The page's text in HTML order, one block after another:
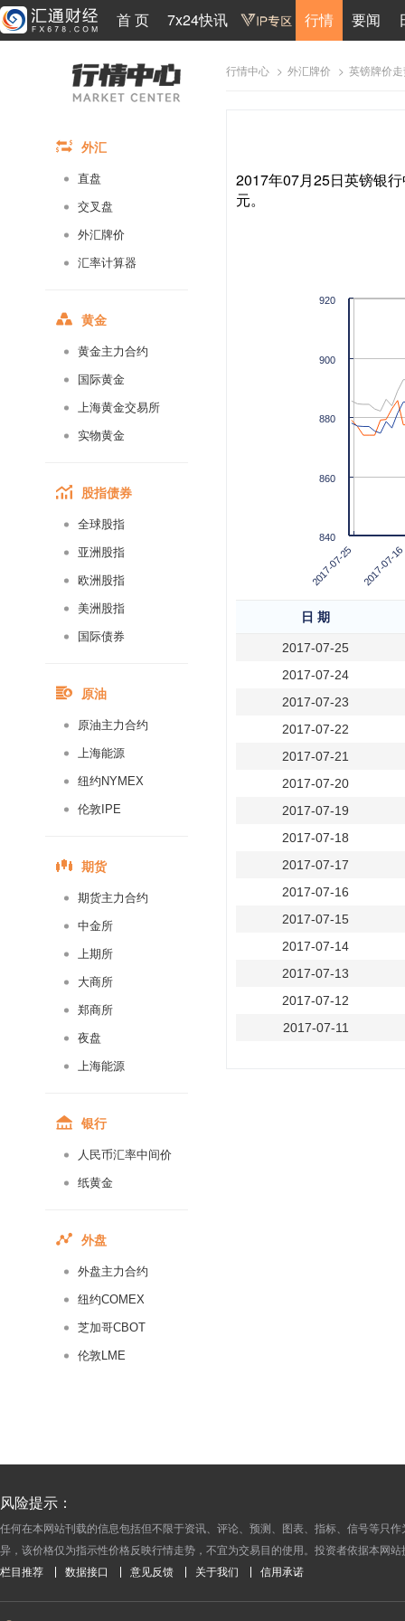
首 页 7x24快讯 行情 要闻
外汇
直盘
交叉盘
外汇牌价
汇率计算器
黄金
黄金主力合约
国际黄金
上海黄金交易所
实物黄金
股指债券
全球股指
亚洲股指
欧洲股指
美洲股指
国际债券
原油
原油主力合约
上海能源
纽约NYMEX
伦敦IPE
期货
期货主力合约
中金所
上期所
大商所
郑商所
夜盘
上海能源
银行
人民币汇率中间价
纸黄金
外盘
外盘主力合约
纽约COMEX
芝加哥CBOT
伦敦LME
行情中心 > 外汇牌价 > 英镑牌价
2017年07月25日英镑银
元。
2017-07-25 2017-07-16
840
860
880
900
920
日 期
2017-07-25
2017-07-24
2017-07-23
2017-07-22
2017-07-21
2017-07-20
2017-07-19
2017-07-18
2017-07-17
2017-07-16
2017-07-15
2017-07-14
2017-07-13
2017-07-12
2017-07-11
2017-06-25
2017-06-22
2017-06-21
风险提示：
任何在本网站刊载的信息包括但不限于资讯、评论、预测、图表、指标、信号等只
异，该价格仅为指示性价格反映行情走势，不宜为交易目的使用。投资者依据本网
栏目推荐 数据接口 意见反馈 关于我们 信用承诺